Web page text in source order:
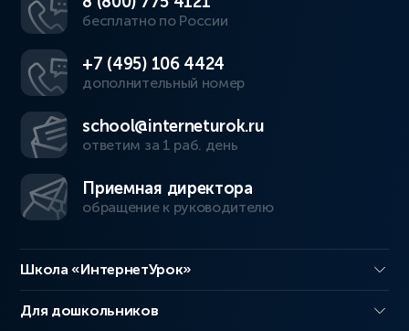
бесплатно по России
+7 (495) 106 4424
дополнительный номер
school@interneturok.ru
ответим за 1 раб. день
Приемная директора
обращение к руководителю
Школа «ИнтернетУрок»
Для дошкольников